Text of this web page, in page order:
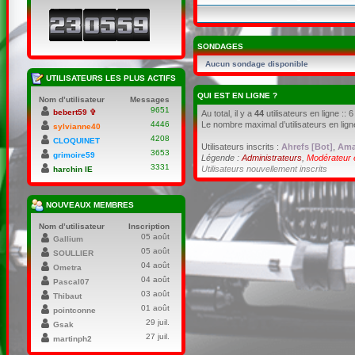
SONDAGES
Aucun sondage disponible
QUI EST EN LIGNE ?
Au total, il y a 44utilisateurs en ligne :: 6
Le nombre maximal d’utilisateurs en
Utilisateurs inscrits : Ahrefs [Bot]
Légende : Administrateurs, Modérateur
Utilisateurs nouvellement inscrits
UTILISATEURS LES PLUS ACTIFS
Nom d’utilisateur
Messages
bebert59 ✞
9651
sylvianne40
4446
CLOQUINET
4208
grimoire59
3653
harchin IE
3331
NOUVEAUX MEMBRES
Nom d’utilisateur
Inscription
Gallium
05 août
SOULLIER
05 août
Ometra
04 août
Pascal07
04 août
Thibaut
03 août
pointconne
01 août
Gsak
29 juil.
martinph2
27 juil.